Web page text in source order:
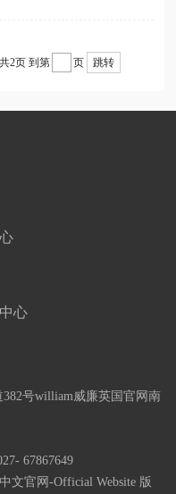
共2页 到第 页 跳转
心
号william威廉英国官网南
67867649
文官网-Official Website 版